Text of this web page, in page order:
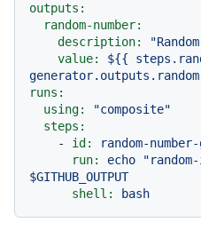
outputs:
random-number:
description:
value:
${{
runs:
using:
"composite"
steps:
-
id:
random-
run:
echo "random-
$GITHUB_OUTPUT
shell:
bash